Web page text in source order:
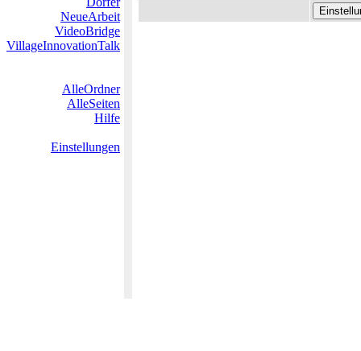
NeueArbeit
VideoBridge
VillageInnovationTalk
AlleOrdner
AlleSeiten
Hilfe
Einstellungen